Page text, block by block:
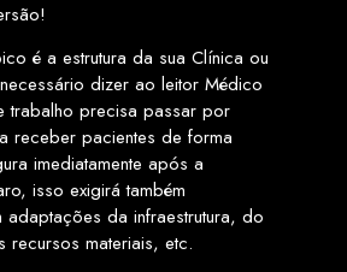
é a estrutura da sua Clínica ou
dizer ao leitor Médico
trabalho precisa passar por
receber pacientes de forma
imediatamente após a
isso exigirá também
adaptações da infraestrutura, do
recursos materiais, etc.